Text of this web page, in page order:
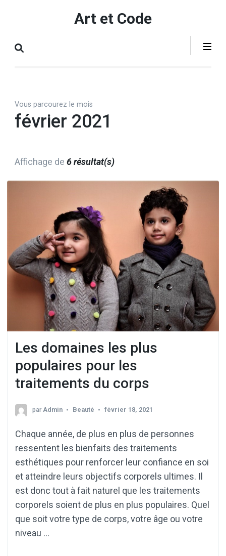
(Pressez
Art et Code
Vous parcourez le mois
février 2021
Affichage de 6 résultat(s)
Les domaines les plus
populaires pour les
traitements du corps
parAdmin Beauté février 18, 2021
Chaque année, de plus en plus de personnes
ressentent les bienfaits des traitements
esthétiques pour renforcer leur confiance en soi
et atteindre leurs objectifs corporels ultimes. Il
est donc tout à fait naturel que les traitements
corporels soient de plus en plus populaires. Quel
que soit votre type de corps, votre âge ou votre
niveau …